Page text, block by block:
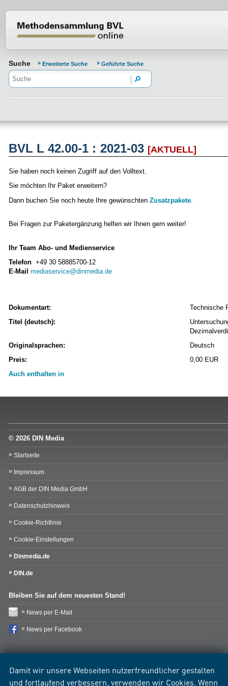
Damit wir unsere Webseiten nutzerfreundlicher gestalten
und fortlaufend verbessern, verwenden wir Cookies. Wenn
Suche Erweiterte Suche Geführte Suche
BVL L 42.00-1 : 2021-03 [AKTUELL]
Sie haben noch keinen Zugriff auf den Volltext.
Sie möchten Ihr Paket erweitern?
Dann buchen Sie noch heute Ihre gewünschten Zusatzpakete
Bei Fragen zur Paketergänzung helfen wir Ihnen gern weiter!
Ihr Team Abo- und Medienservice
Telefon +49 30 58885700-12
E-Mail mediaservice@dinmedia.de
Dokumentart:
Technische
Titel (deutsch):
Originalsprachen:
Deutsch
Preis:
0,00 EUR
Auch enthalten in
© 2026 DIN Media
Startseite
Impressum
AGB der DIN Media GmbH
Datenschutzhinweis
Cookie-Richtlinie
Cookie-Einstellungen
Dinmedia.de
DIN.de
Bleiben Sie auf dem neuesten Stand!
News per E-Mail
News per Facebook